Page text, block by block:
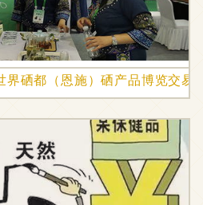
界硒都（恩施）硒产品博览交易